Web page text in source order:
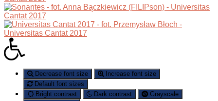
Decrease font size
Increase font size
Default font sizes
Bright contrast
Dark contrast
Grayscale